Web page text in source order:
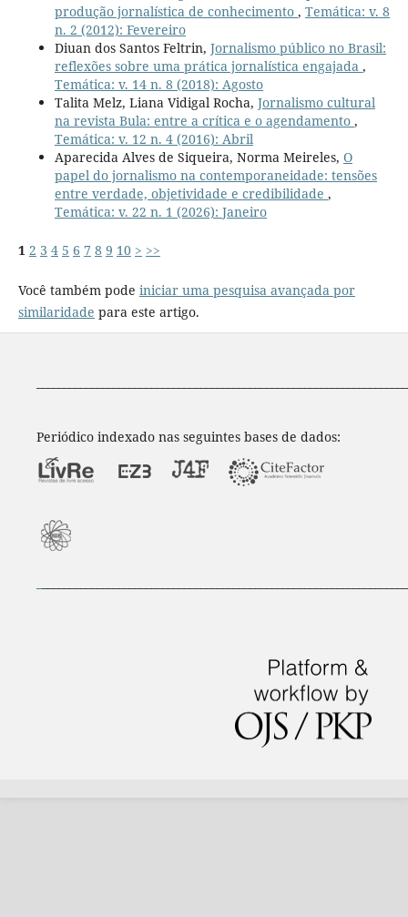
produção jornalística de conhecimento , Temática: v. 8
n. 2 (2012): Fevereiro
Diuan dos Santos Feltrin, Jornalismo público no Brasil:
reflexões sobre uma prática jornalística engajada ,
Temática: v. 14 n. 8 (2018): Agosto
Talita Melz, Liana Vidigal Rocha, Jornalismo cultural
na revista Bula: entre a crítica e o agendamento ,
Temática: v. 12 n. 4 (2016): Abril
Aparecida Alves de Siqueira, Norma Meireles, O
papel do jornalismo na contemporaneidade: tensões
entre verdade, objetividade e credibilidade ,
Temática: v. 22 n. 1 (2026): Janeiro
1 2 3 4 5 6 7 8 9 10 > >>
Você também pode iniciar uma pesquisa avançada por
similaridade para este artigo.
Periódico indexado nas seguintes bases de dados: